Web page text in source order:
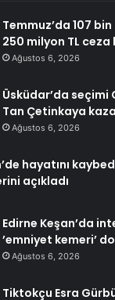
Temmuz’da 107
250 milyon TL ceza
Ağustos 6, 2026
Üsküdar’da seçimi
Tan Çetinkaya
Ağustos 6, 2026
hayatını
açıkladı
Edirne Keşan’da
’emniyet kemeri’
Ağustos 6, 2026
Tiktokçu Esra